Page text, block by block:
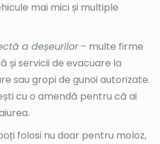
mai mici și multiple
a deșeurilor – multe firme
și servicii de evacuare la
sau gropi de gunoi autorizate.
cu o amendă pentru că ai
folosi nu doar pentru moloz,